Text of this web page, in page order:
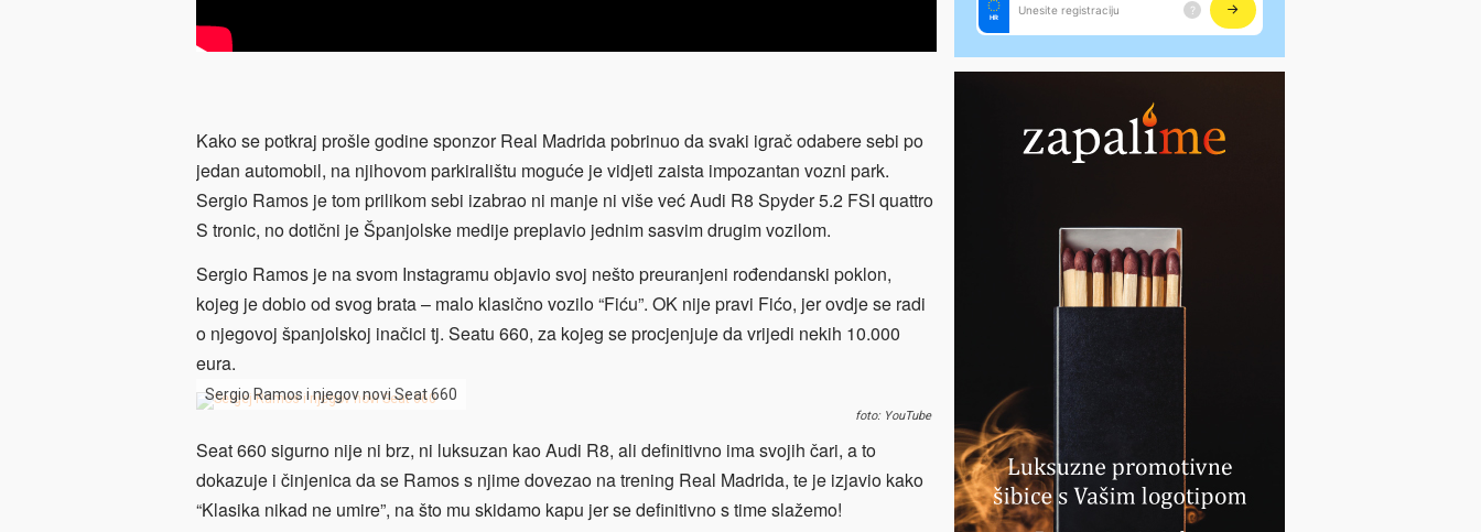
Kako se potkraj prošle godine sponzor Real Madrida pobrinuo da svaki igrač odabere sebi po
jedan automobil, na njihovom parkiralištu moguće je vidjeti zaista impozantan vozni park.
Sergio Ramos je tom prilikom sebi izabrao ni manje ni više već Audi R8 Spyder 5.2 FSI quattro
S tronic, no dotični je Španjolske medije preplavio jednim sasvim drugim vozilom.
Sergio Ramos je na svom Instagramu objavio svoj nešto preuranjeni rođendanski poklon,
kojeg je dobio od svog brata – malo klasično vozilo “Fiću”. OK nije pravi Fićo, jer ovdje se radi
o njegovoj španjolskoj inačici tj. Seatu 660, za kojeg se procjenjuje da vrijedi nekih 10.000
eura.
Sergio Ramos i njegov novi Seat 660
foto: YouTube
Seat 660 sigurno nije ni brz, ni luksuzan kao Audi R8, ali definitivno ima svojih čari, a to
dokazuje i činjenica da se Ramos s njime dovezao na trening Real Madrida, te je izjavio kako
“Klasika nikad ne umire”, na što mu skidamo kapu jer se definitivno s time slažemo!